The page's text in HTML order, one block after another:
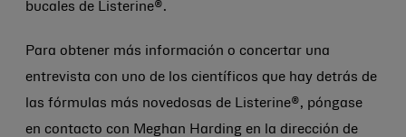
bucales de Listerine®.
Para obtener más información o concertar una
entrevista con uno de los científicos que hay detrás de
las fórmulas más novedosas de Listerine®, póngase
en contacto con Meghan Harding en la dirección de